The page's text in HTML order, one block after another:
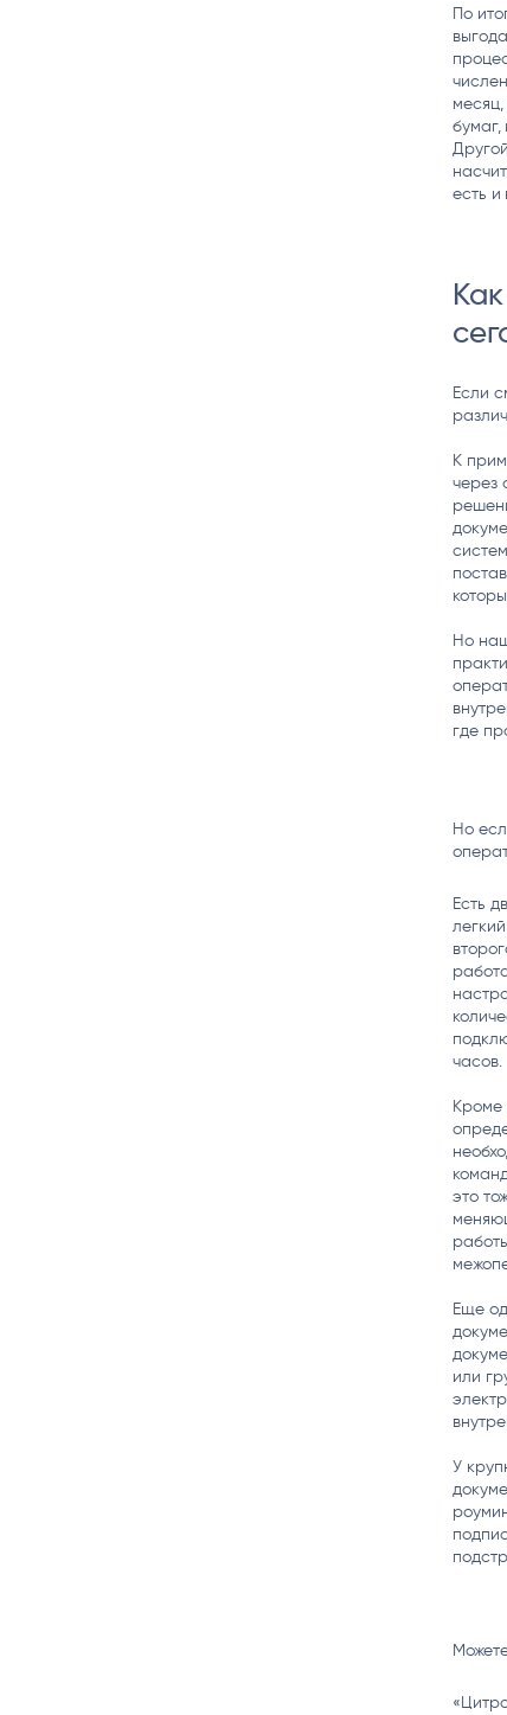
По
есть и
Если
К
через
Но
где
Но
Есть
часов.
Кроме
это
Еще
или
У